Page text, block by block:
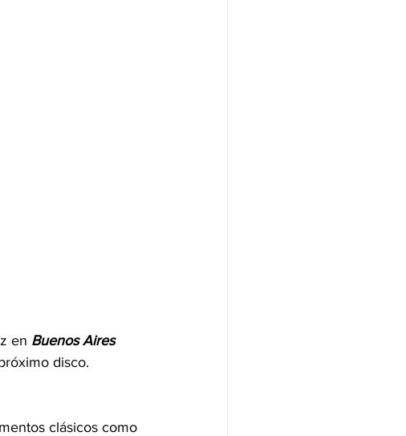
en Buenos Aires
disco.
clásicos como